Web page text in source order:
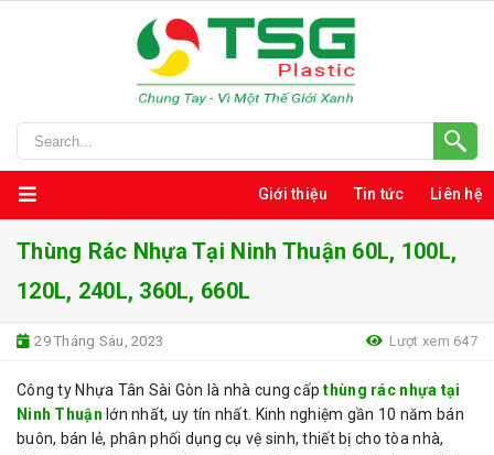
Giới thiệu Tin tức Liên hệ
Thùng Rác Nhựa Tại Ninh Thuận 60L, 100L,
120L, 240L, 360L, 660L
29 Tháng Sáu, 2023 Lượt xem 647
Công ty Nhựa Tân Sài Gòn là nhà cung cấpthùng rác nhựa tại
Ninh Thuận lớn nhất, uy tín nhất. Kinh nghiệm gần 10 năm bán
buôn, bán lẻ, phân phối dụng cụ vệ sinh, thiết bị cho tòa nhà,